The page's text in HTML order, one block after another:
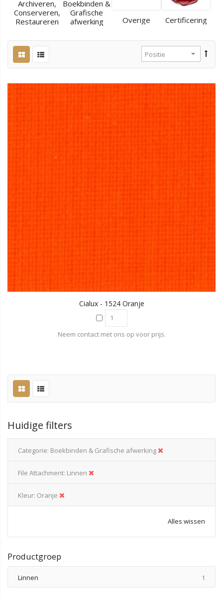
Archiveren,
Conserveren,
Restaureren
Boekbinden &
Grafische
afwerking
Overige Certificering
Cialux - 1524 Oranje
Neem contact met ons op voor prijs.
Huidige filters
Categorie Boekbinden & Grafische afwerking
File Attachment Linnen
Kleur Oranje
Alles wissen
Productgroep
Linnen 1